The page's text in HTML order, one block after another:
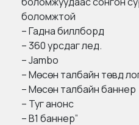
боломжтой
– Гадна биллборд
– 360 урсдаг лед.
– Jambo
– Мөсөн талбайн төвд
– Мөсөн талбайн баннер
– Туг анонс
– В1 баннер”